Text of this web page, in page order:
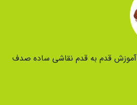
آموزش قدم به قدم نقاشی ساده صدف